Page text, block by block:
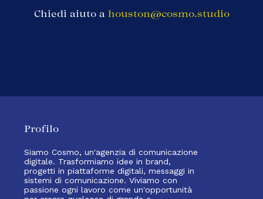
Chiedi aiuto a houston@cosmo.studio
Profilo
Siamo Cosmo, un'agenzia di comunicazione
digitale. Trasformiamo idee in brand,
progetti in piattaforme digitali, messaggi in
sistemi di comunicazione. Viviamo con
passione ogni lavoro come un'opportunità